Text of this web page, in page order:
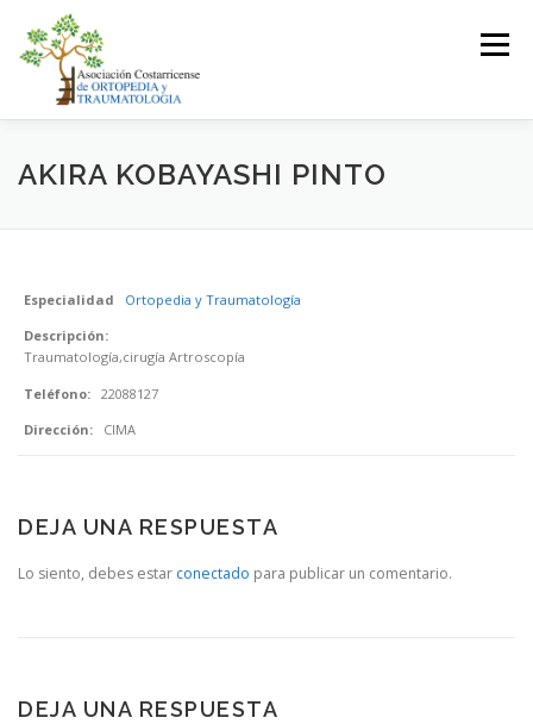
contenido
Menú
LA ASOCIACIÓN ASOCIADOS
INICIAR SESIÓN
AKIRA KOBAYASHI PINTO
Especialidad
Ortopedia y Traumatología
Descripción:
Traumatología,cirugía Artroscopía
Teléfono: 22088127
Dirección:
CIMA
DEJA UNA RESPUESTA
Lo siento, debes estar conectado para publicar un comentario.
DEJA UNA RESPUESTA